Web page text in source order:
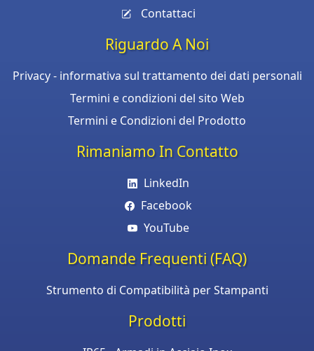
Contattaci
Riguardo A Noi
Privacy - informativa sul trattamento dei dati personali
Termini e condizioni del sito Web
Termini e Condizioni del Prodotto
Rimaniamo In Contatto
LinkedIn
Facebook
YouTube
Domande Frequenti (FAQ)
Strumento di Compatibilità per Stampanti
Prodotti